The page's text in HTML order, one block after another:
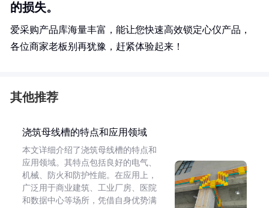
的损失。
爱采购产品库海量丰富，能让您快速高效锁定心仪产品，
各位商家老板别再犹豫，赶紧体验起来！
其他推荐
浇筑母线槽的特点和应用领域
本文详细介绍了浇筑母线槽的特点和
应用领域。其特点包括良好的电气、
机械、防火和防护性能。在应用上，
广泛用于商业建筑、工业厂房、医院
和数据中心等场所，凭借自身优势满